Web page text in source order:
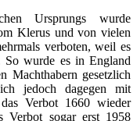
Ursprungs wurde
Klerus und von vielen
verboten, weil es
So wurde es in England
Machthabern gesetzlich
jedoch dagegen mit
Verbot 1660 wieder
Verbot sogar erst 1958